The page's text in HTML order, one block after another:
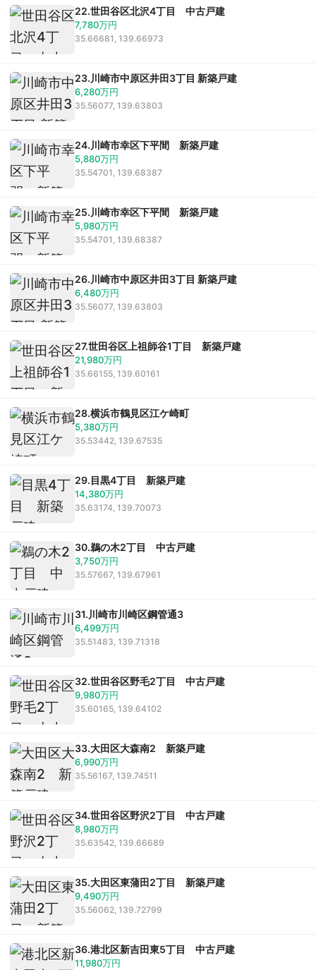
22.世田谷区北沢4丁目 中古戸建
7,780万円
35.66681, 139.66973
23.川崎市中原区井田3丁目 新築戸建
6,280万円
35.56077, 139.63803
24.川崎市幸区下平間 新築戸建
5,880万円
35.54701, 139.68387
25.川崎市幸区下平間 新築戸建
5,980万円
35.54701, 139.68387
26.川崎市中原区井田3丁目 新築戸建
6,480万円
35.56077, 139.63803
27.世田谷区上祖師谷1丁目 新築戸建
21,980万円
35.66155, 139.60161
28.横浜市鶴見区江ケ崎町
5,380万円
35.53442, 139.67535
29.目黒4丁目 新築戸建
14,380万円
35.63174, 139.70073
30.鵜の木2丁目 中古戸建
3,750万円
35.57667, 139.67961
31.川崎市川崎区鋼管通3
6,499万円
35.51483, 139.71318
32.世田谷区野毛2丁目 中古戸建
9,980万円
35.60165, 139.64102
33.大田区大森南2 新築戸建
6,990万円
35.56167, 139.74511
34.世田谷区野沢2丁目 中古戸建
8,980万円
35.63542, 139.66689
35.大田区東蒲田2丁目 新築戸建
9,490万円
35.56062, 139.72799
36.港北区新吉田東5丁目 中古戸建
11,980万円